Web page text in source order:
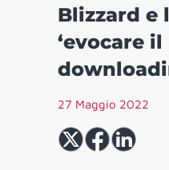
Blizzard e
‘evocare
27 Maggio 2022